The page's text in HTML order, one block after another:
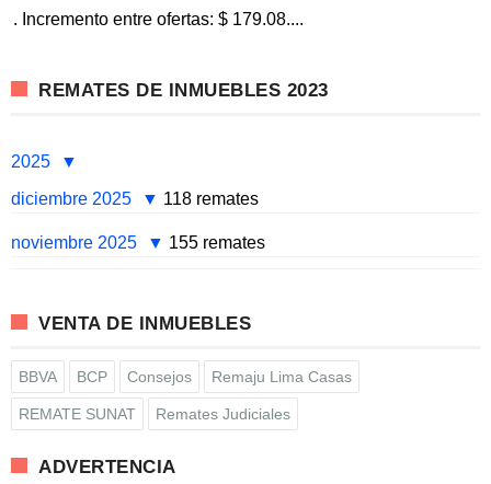
. Incremento entre ofertas: $ 179.08....
REMATES DE INMUEBLES 2023
2025
diciembre 2025
118 remates
noviembre 2025 155 remates
VENTA DE INMUEBLES
BBVA BCP Consejos Remaju Lima Casas
REMATE SUNAT Remates Judiciales
ADVERTENCIA